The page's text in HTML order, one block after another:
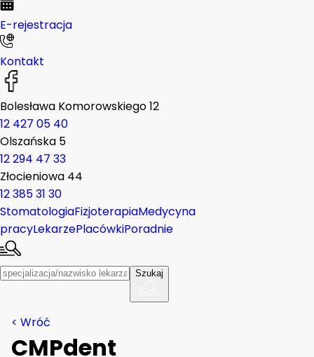
E-rejestracja
Kontakt
Bolesława Komorowskiego 12
12 427 05 40
Olszańska 5
12 294 47 33
Złocieniowa 44
12 385 31 30
StomatologiaFizjoterapiaMedycyna
pracyLekarzePlacówkiPoradnie
Szukaj
< Wróć
CMPdent